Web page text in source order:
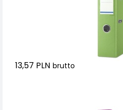
13,57 PLN brutto